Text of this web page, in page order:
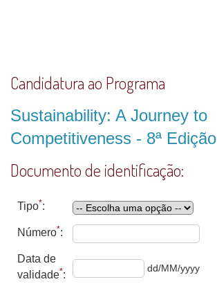
Candidatura ao Programa
Sustainability: A Journey to
Competitiveness - 8ª Edição
Documento de identificação:
Tipo*:
Número*:
Data de
validade*:
dd/MM/yyyy